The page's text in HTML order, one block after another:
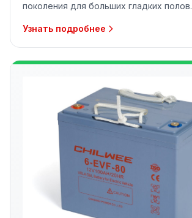
поколения для больших гладких полов.
Узнать подробнее